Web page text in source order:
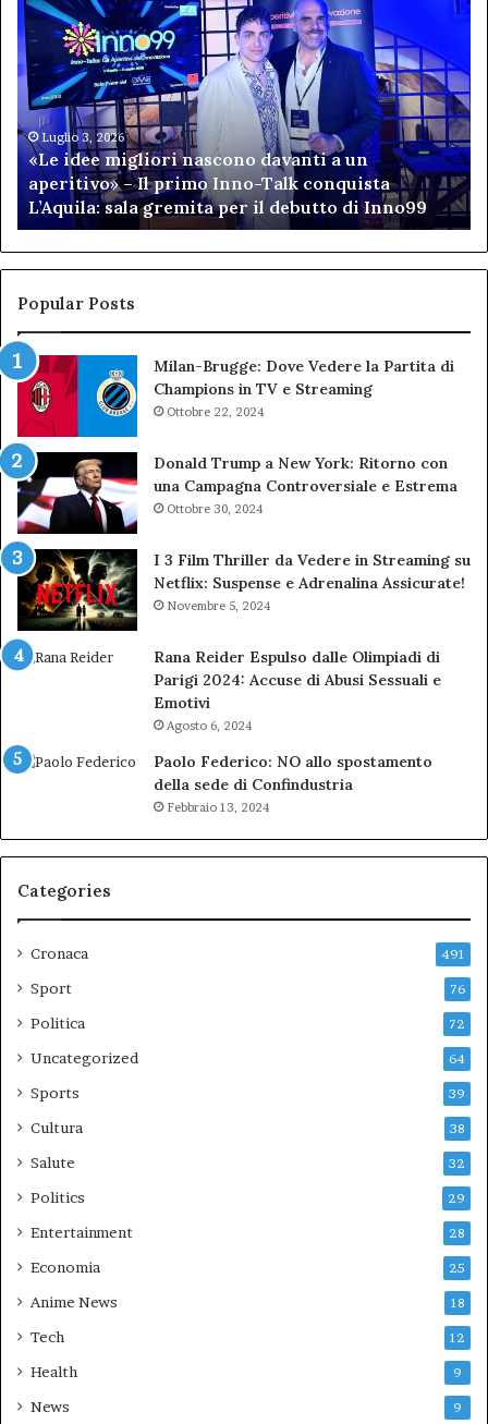
idee
migliori
nascono
davanti
un
aperitivo»
primo
Inno-
Talk
conquista
sala
gremita
per
debutto
di
Inno99
Luglio 3, 2026
«Le idee migliori nascono davanti a un
aperitivo» – Il primo Inno-Talk conquista
L’Aquila: sala gremita per il debutto di Inno99
la
Popular Posts
Milan-Brugge: Dove Vedere la Partita di
Champions in TV e Streaming
Ottobre 22, 2024
Donald Trump a New York: Ritorno con
una Campagna Controversiale e Estrema
Ottobre 30, 2024
I 3 Film Thriller da Vedere in Streaming su
Netflix: Suspense e Adrenalina Assicurate!
Novembre 5, 2024
Rana Reider Espulso dalle Olimpiadi di
Parigi 2024: Accuse di Abusi Sessuali e
Emotivi
Agosto 6, 2024
Paolo Federico: NO allo spostamento
della sede di Confindustria
Febbraio 13, 2024
Categories
Cronaca 491
Sport 76
Politica 72
Uncategorized 64
Sports 39
Cultura 38
Salute 32
Politics 29
Entertainment 28
Economia 25
Anime News 18
Tech 12
Health 9
News 9